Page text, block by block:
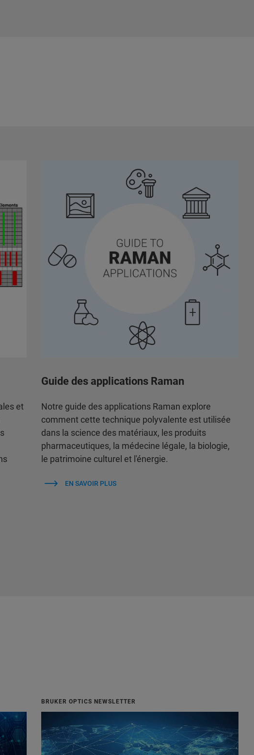
et
Guide des applications Raman
Notre guide des applications Raman explore
comment cette technique polyvalente est utilisée
dans la science des matériaux, les produits
pharmaceutiques, la médecine légale, la biologie,
le patrimoine culturel et l'énergie.
EN SAVOIR PLUS
BRUKER OPTICS NEWSLETTER